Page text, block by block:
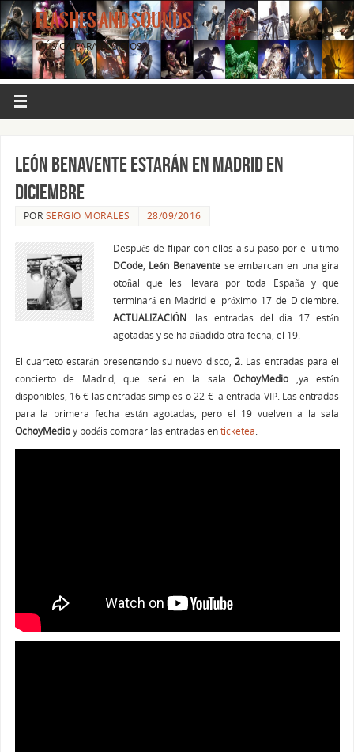
FLASHES AND SOUNDS
MÚSICA PARA LOS OJOS.
León Benavente estarán en Madrid en
Diciembre
POR SERGIO MORALES 28/09/2016
Después de flipar con ellos a su paso por el ultimo
DCode, León Benaventese embarcan en una gira
otoñal que les llevara por toda España y que
terminará en Madrid el próximo 17 de Diciembre.
ACTUALIZACIÓN: las entradas del dia 17 están
agotadas y se ha añadido otra fecha, el 19.
El cuarteto estarán presentando su nuevo disco,2. Las entradas para el
concierto de Madrid, que será en la salaOchoyMedio ,ya están
disponibles, 16 € las entradas simples o 22 € la entrada VIP. Las entradas
para la primera fecha están agotadas, pero el 19 vuelven a la sala
OchoyMedioy podéis comprar las entradas enticketea.